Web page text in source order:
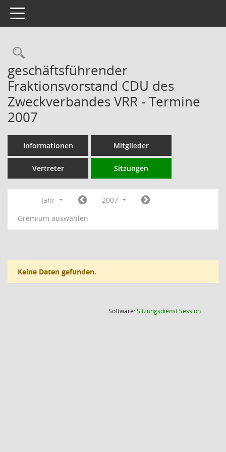
Toggle navigation
Rechercheauswahl
geschäftsführender
Fraktionsvorstand CDU des
Zweckverbandes VRR - Termine
2007
Informationen Mitglieder
Vertreter Sitzungen
Jahr
2007
Gremium auswählen
Keine Daten gefunden.
Software:SitzungsdienstSession(Wird in